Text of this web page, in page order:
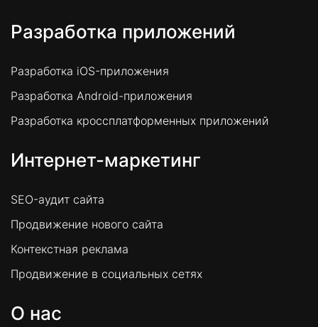
Разработка приложений
Разработка iOS-приложения
Разработка Android-приложения
Разработка кроссплатформенных приложений
Интернет-маркетинг
SEO-аудит сайта
Продвижение нового сайта
Контекстная реклама
Продвижение в социальных сетях
О нас